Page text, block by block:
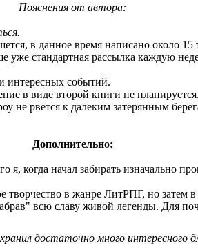
Пояснения от автора:
в данное время написано около 15
уже стандартная рассылка каждую
интересных событий.
в виде второй книги не планируется.
не рвется к далеким затерянным
Дополнительно:
когда начал забирать изначально
творчество в жанре ЛитРПГ, но
всю славу живой легенды. Для
достаточно много интересного